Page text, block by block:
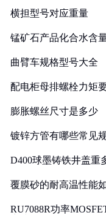
横担型号对应重量
锰矿石产品化合水含
曲臂车规格型号大全
配电柜母排螺栓力矩
膨胀螺丝尺寸是多少
镀锌方管有哪些常见
D400球墨铸铁井盖重
覆膜砂的耐高温性能
RU7088R功率